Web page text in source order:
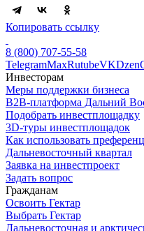
Копировать ссылку
8 (800) 707-55-58
TelegramMaxRutubeVKDzen
Инвесторам
Меры поддержки бизнеса
B2B-платформа Дальний
Подобрать инвестплощадку
3D-туры инвестплощадок
Как использовать
Дальневосточный квартал
Заявка на инвестпроект
Задать вопрос
Гражданам
Освоить Гектар
Выбрать Гектар
Дальневосточная и